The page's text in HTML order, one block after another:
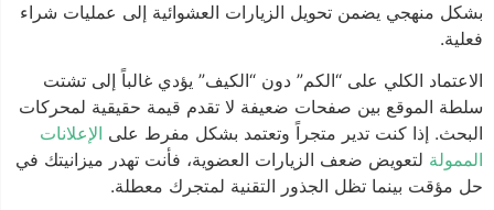
بشكل منهجي يضمن تحويل الزيارات العشوائية إلى عمليات شراء
فعلية.
الاعتماد الكلي على “الكم” دون “الكيف” يؤدي غالباً إلى تشتت
سلطة الموقع بين صفحات ضعيفة لا تقدم قيمة حقيقية لمحركات
البحث. إذا كنت تدير متجراً وتعتمد بشكل مفرط على الإعلانات
الممولةلتعويض ضعف الزيارات العضوية، فأنت تهدر ميزانيتك في
حل مؤقت بينما تظل الجذور التقنية لمتجرك معطلة.